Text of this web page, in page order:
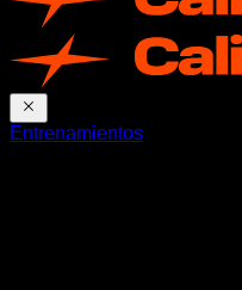
Entrenamientos